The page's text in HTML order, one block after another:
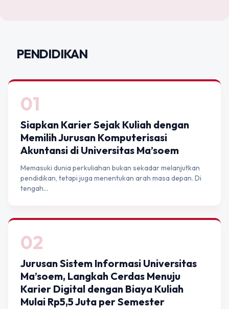
PENDIDIKAN
01
Siapkan Karier Sejak Kuliah dengan
Memilih Jurusan Komputerisasi
Akuntansi di Universitas Ma’soem
Memasuki dunia perkuliahan bukan sekadar melanjutkan
pendidikan, tetapi juga menentukan arah masa depan. Di
tengah…
02
Jurusan Sistem Informasi Universitas
Ma’soem, Langkah Cerdas Menuju
Karier Digital dengan Biaya Kuliah
Mulai Rp5,5 Juta per Semester